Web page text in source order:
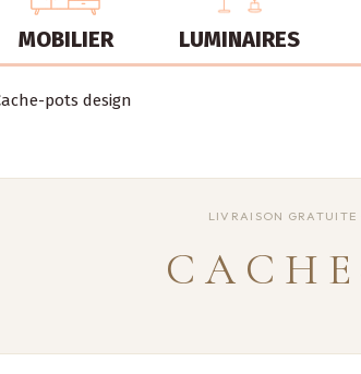
MOBILIER LUMINAIRES
pots design